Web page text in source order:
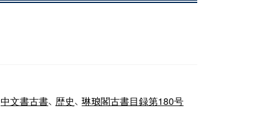
中文書古書、 歴史、 琳琅閣古書目録第180号